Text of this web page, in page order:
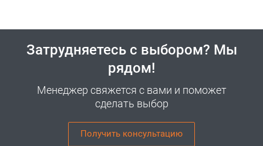
Затрудняетесь с выбором? Мы
рядом!
Менеджер свяжется с вами и поможет
сделать выбор
Получить консультацию